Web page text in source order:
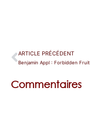
ARTICLE PRÉCÉDENT
Benjamin Appl : Forbidden Fruit
Commentaires